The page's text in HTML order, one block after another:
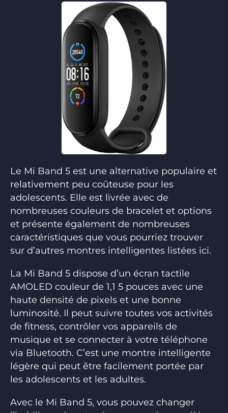
Le Mi Band 5 est une alternative populaire et
relativement peu coûteuse pour les
adolescents. Elle est livrée avec de
nombreuses couleurs de bracelet et options
et présente également de nombreuses
caractéristiques que vous pourriez trouver
sur d’autres montres intelligentes listées ici.
La Mi Band 5 dispose d’un écran tactile
AMOLED couleur de 1,1 5 pouces avec une
haute densité de pixels et une bonne
luminosité. Il peut suivre toutes vos activités
de fitness, contrôler vos appareils de
musique et se connecter à votre téléphone
via Bluetooth. C’est une montre intelligente
légère qui peut être facilement portée par
les adolescents et les adultes.
Avec le Mi Band 5, vous pouvez changer